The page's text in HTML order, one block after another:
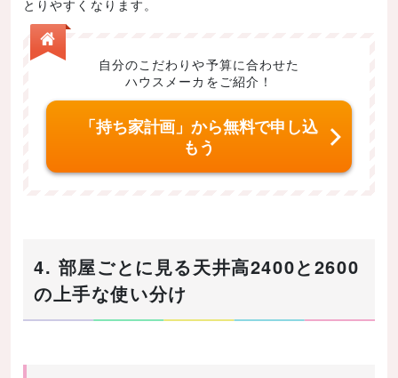
とりやすくなります。
自分のこだわりや予算に合わせた
ハウスメーカをご紹介！
「持ち家計画」から無料で申し込
もう
4. 部屋ごとに見る天井高2400と2600
の上手な使い分け